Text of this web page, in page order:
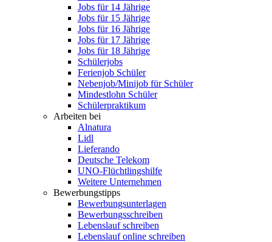
Jobs für 14 Jährige
Jobs für 15 Jährige
Jobs für 16 Jährige
Jobs für 17 Jährige
Jobs für 18 Jährige
Schülerjobs
Ferienjob Schüler
Nebenjob/Minijob für Schüler
Mindestlohn Schüler
Schülerpraktikum
Arbeiten bei
Alnatura
Lidl
Lieferando
Deutsche Telekom
UNO-Flüchtlingshilfe
Weitere Unternehmen
Bewerbungstipps
Bewerbungsunterlagen
Bewerbungsschreiben
Lebenslauf schreiben
Lebenslauf online schreiben